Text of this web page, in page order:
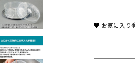
お気に入り